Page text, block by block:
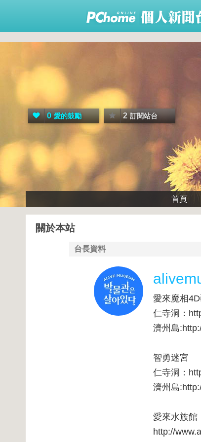
0 愛的鼓勵 2 訂閱站台
首頁
關於本站
台長資料
愛來魔相
仁寺洞：
濟州島
智勇迷宮
仁寺洞：
濟州島
愛來水族館
http://